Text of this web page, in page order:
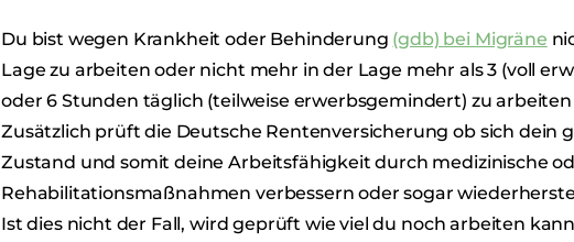
Du bist wegen Krankheit oder Behinderung (gdb) bei Migräne
Lage zu arbeiten oder nicht mehr in der Lage mehr als 3 (voll
oder 6 Stunden täglich (teilweise erwerbsgemindert) zu arbeiten
Zusätzlich prüft die Deutsche Rentenversicherung ob sich dein
Zustand und somit deine Arbeitsfähigkeit durch medizinische
Rehabilitationsmaßnahmen verbessern oder sogar
Ist dies nicht der Fall, wird geprüft wie viel du noch arbeiten